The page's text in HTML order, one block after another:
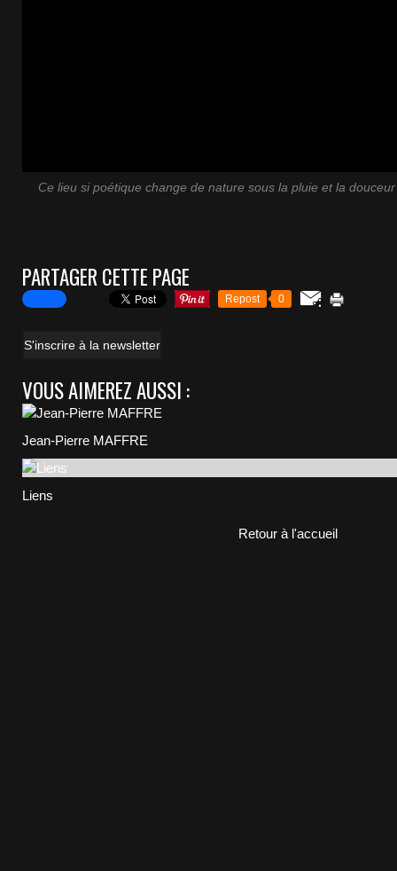
Ce lieu si poétique change de nature sous la pluie et la
PARTAGER CETTE PAGE
Repost 0
S'inscrire à la newsletter
VOUS AIMEREZ AUSSI :
Jean-Pierre MAFFRE
Liens
Retour à l'accueil